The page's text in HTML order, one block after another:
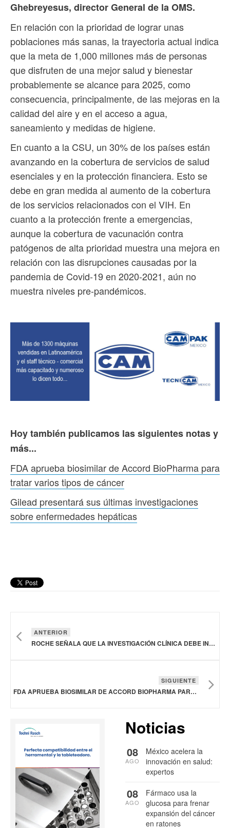
Ghebreyesus, director General de la OMS.
En relación con la prioridad de lograr unas
poblaciones más sanas, la trayectoria actual indica
que la meta de 1,000 millones más de personas
que disfruten de una mejor salud y bienestar
probablemente se alcance para 2025, como
consecuencia, principalmente, de las mejoras en la
calidad del aire y en el acceso a agua,
saneamiento y medidas de higiene.
En cuanto a la CSU, un 30% de los países están
avanzando en la cobertura de servicios de salud
esenciales y en la protección financiera. Esto se
debe en gran medida al aumento de la cobertura
de los servicios relacionados con el VIH. En
cuanto a la protección frente a emergencias,
aunque la cobertura de vacunación contra
patógenos de alta prioridad muestra una mejora en
relación con las disrupciones causadas por la
pandemia de Covid-19 en 2020-2021, aún no
muestra niveles pre-pandémicos.
Hoy también publicamos las siguientes notas y
más...
FDA aprueba biosimilar de Accord BioPharma para
tratar varios tipos de cáncer
Gilead presentará sus últimas investigaciones
sobre enfermedades hepáticas
ANTERIOR
ROCHE SEÑALA QUE LA INVESTIGACIÓN CLÍNICA DEBE INCLUIR A LA POBLACIÓN MEXICANA
SIGUIENTE
FDA APRUEBA BIOSIMILAR DE ACCORD BIOPHARMA PARA TRATAR VARIOS TIPOS DE CÁNCER
Noticias
México acelera la
innovación en salud:
expertos
08
AGO
Fármaco usa la
glucosa para frenar
expansión del cáncer
en ratones
08
AGO